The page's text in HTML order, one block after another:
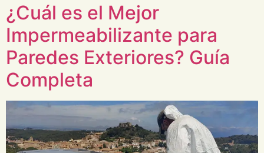
¿Cuál es el Mejor
Impermeabilizante para
Paredes Exteriores? Guía
Completa